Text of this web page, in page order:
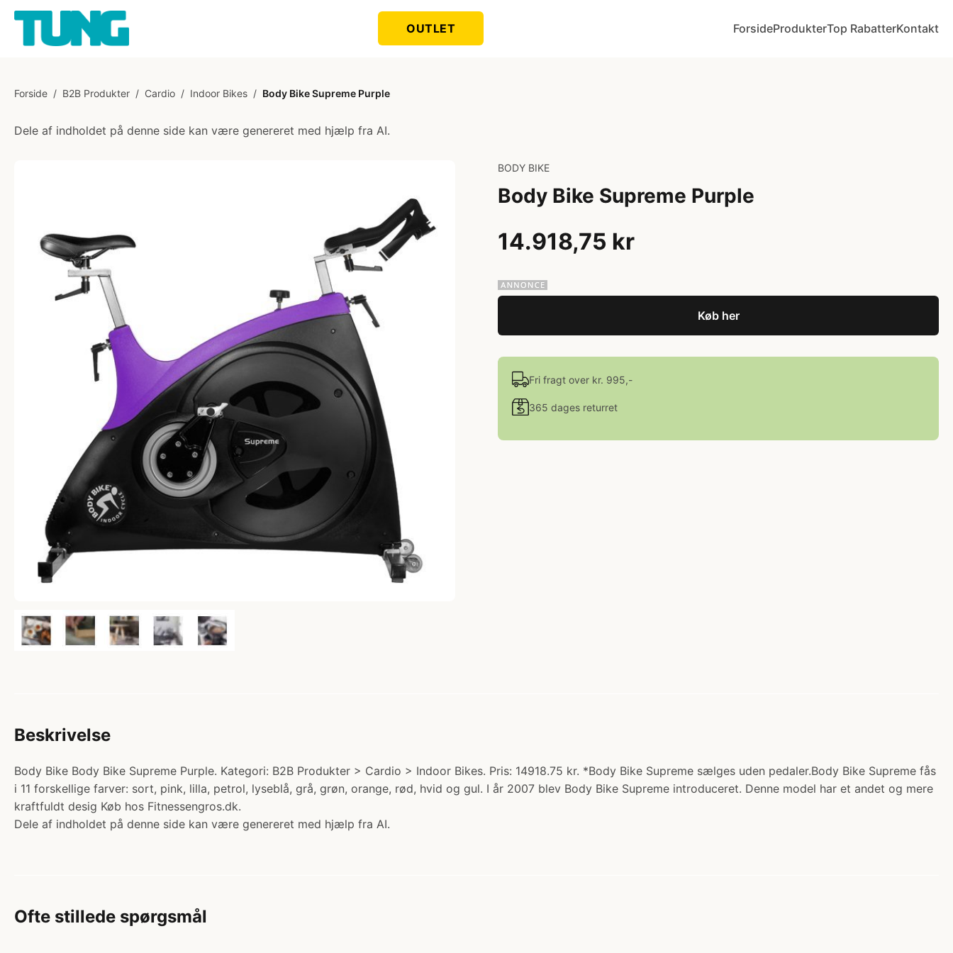
OUTLET ForsideProdukterTop RabatterKontakt
Forside / B2B Produkter / Cardio / Indoor Bikes / Body Bike Supreme Purple
Dele af indholdet på denne side kan være genereret med hjælp fra AI.
BODY BIKE
Body Bike Supreme Purple
14.918,75 kr
Køb her
Fri fragt over kr. 995,-
365 dages returret
Beskrivelse
Body Bike Body Bike Supreme Purple. Kategori: B2B Produkter > Cardio > Indoor Bikes. Pris: 14918.75 kr. *Body Bike Supreme sælges uden pedaler.Body Bike Supreme fås
i 11 forskellige farver: sort, pink, lilla, petrol, lyseblå, grå, grøn, orange, rød, hvid og gul. I år 2007 blev Body Bike Supreme introduceret. Denne model har et andet og mere
kraftfuldt desig Køb hos Fitnessengros.dk.
Dele af indholdet på denne side kan være genereret med hjælp fra AI.
Ofte stillede spørgsmål